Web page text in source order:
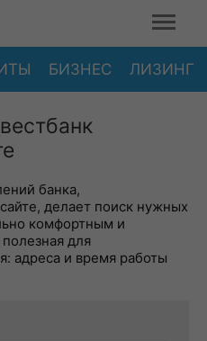
БИЗНЕС ЛИЗИНГ
банка,
делает поиск нужных
комфортным и
для
адреса и время работы